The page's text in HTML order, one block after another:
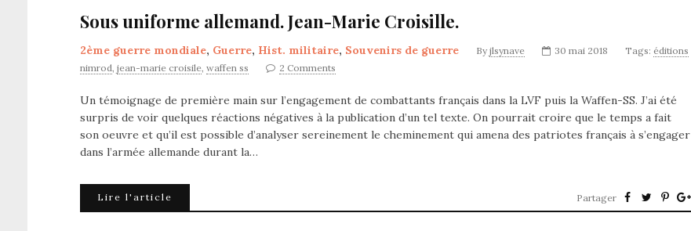
Sous uniforme allemand. Jean-Marie Croisille.
2ème guerre mondiale, Guerre, Hist. militaire, Souvenirs de guerre By jlsynave 30 mai 2018 Tags: éditions
nimrod, jean-marie croisile, waffen ss 2 Comments
Un témoignage de première main sur l’engagement de combattants français dans la LVF puis la Waffen-SS. J’ai été
surpris de voir quelques réactions négatives à la publication d’un tel texte. On pourrait croire que le temps a fait
son oeuvre et qu’il est possible d’analyser sereinement le cheminement qui amena des patriotes français à s’engager
dans l’armée allemande durant la…
Lire l'article Partager